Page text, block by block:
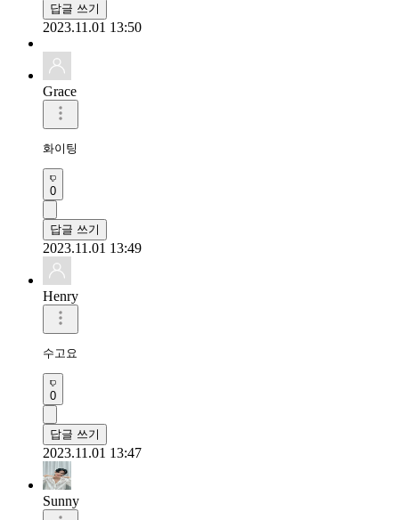
답글 쓰기
2023.11.01 13:50
Grace
화이팅
0
답글 쓰기
2023.11.01 13:49
Henry
수고요
0
답글 쓰기
2023.11.01 13:47
Sunny